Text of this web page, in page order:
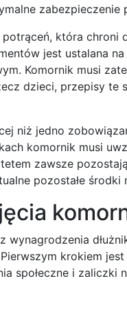
która chroni
jest ustalana
Komornik musi
dzieci, przepisy
niż jedno
komornik musi
zawsze
pozostałe
krokiem
społeczne i